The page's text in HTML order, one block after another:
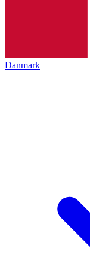
Danmark